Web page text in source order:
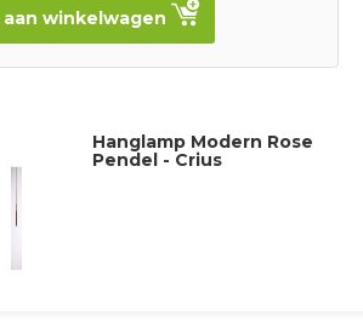
winkelwagen
Hanglamp Modern Rose
Pendel - Crius